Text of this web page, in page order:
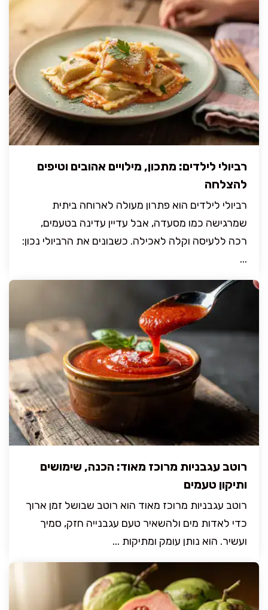
רביולי לילדים: מתכון, מילויים אהובים וטיפים
להצלחה
רביולי לילדים הוא פתרון מעולה לארוחה ביתית
שמרגישה כמו מסעדה, אבל עדיין עדינה בטעמים,
רכה ללעיסה וקלה לאכילה. כשבונים את הרביולי נכון:
...
רוטב עגבניות מרוכז מאוד: הכנה, שימושים
ותיקון טעמים
רוטב עגבניות מרוכז מאוד הוא רוטב שבושל זמן ארוך
כדי לאדות מים ולהשאיר טעם עגבנייה חזק, סמיך
ועשיר. הוא נותן עומק ומתיקות ...